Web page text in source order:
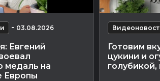
- 03.08.2026
Евгений
медаль на
Европы
Готовим
цукини и
голубикой,